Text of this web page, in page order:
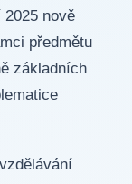
nově
předmětu
základních